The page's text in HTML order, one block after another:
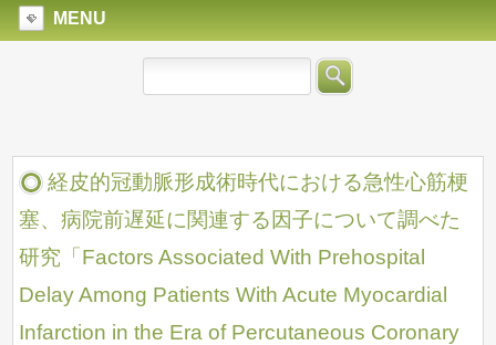
MENU
経皮的冠動脈形成術時代における急性心筋梗
塞、病院前遅延に関連する因子について調べた
研究「Factors Associated With Prehospital
Delay Among Patients With Acute Myocardial
Infarction in the Era of Percutaneous Coronary